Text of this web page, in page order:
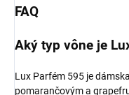
FAQ
Aký typ vône je
Lux Parfém 595 je
pomarančovým a